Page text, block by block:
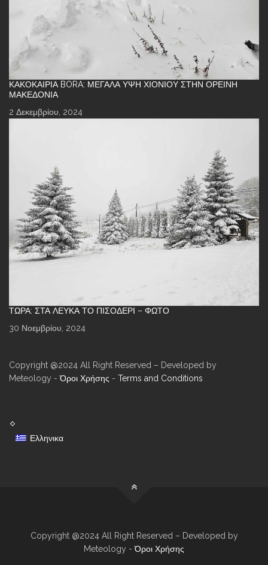
ΚΑΚΟΚΑΙΡΊΑ BORA: ΜΕΓΆΛΑ ΎΨΗ ΧΙΟΝΙΟΎ ΣΤΗΝ ΟΡΕΙΝΉ
ΜΑΚΕΔΟΝΊΑ
2 Δεκεμβρίου, 2024
ΤΏΡΑ: ΣΤΑ ΛΕΥΚΆ ΤΟ ΠΙΣΟΔΈΡΙ – ΦΩΤΌ
30 Νοεμβρίου, 2024
Copyright @2024 All Right Reserved – Developed by
Meteology -Όροι Χρήσης - Terms and Conditions
Ελληνικα
Copyright @2024 All Right Reserved – Developed by
Meteology -Όροι Χρήσης